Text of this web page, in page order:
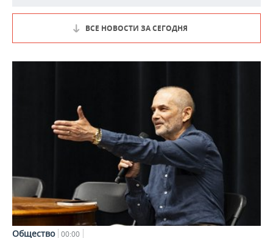
ВСЕ НОВОСТИ ЗА СЕГОДНЯ
Общество 00:00